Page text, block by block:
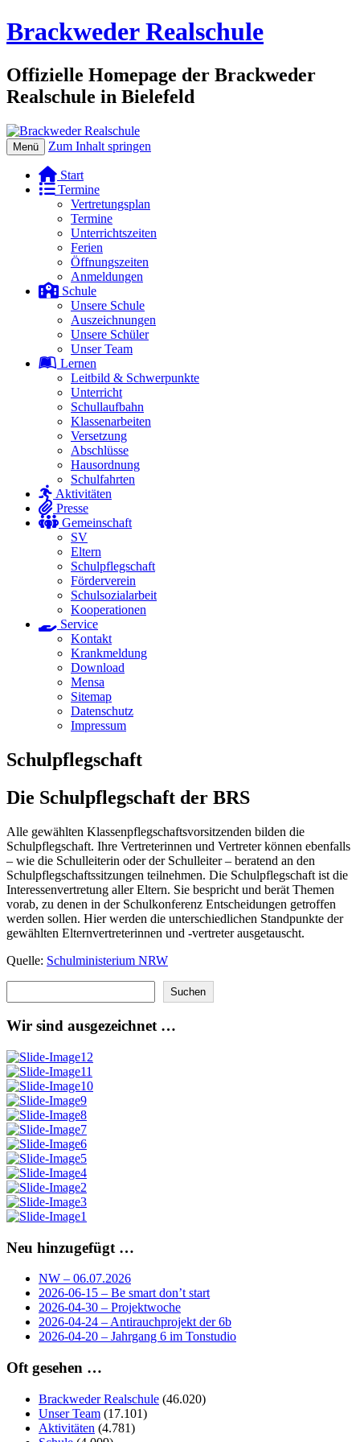
Brackweder Realschule
Offizielle Homepage der Brackweder
Realschule in Bielefeld
Menü Zum Inhalt springen
Start
Termine
Vertretungsplan
Termine
Unterrichtszeiten
Ferien
Öffnungszeiten
Anmeldungen
Schule
Unsere Schule
Auszeichnungen
Unsere Schüler
Unser Team
Lernen
Leitbild & Schwerpunkte
Unterricht
Schullaufbahn
Klassenarbeiten
Versetzung
Abschlüsse
Hausordnung
Schulfahrten
Aktivitäten
Presse
Gemeinschaft
SV
Eltern
Schulpflegschaft
Förderverein
Schulsozialarbeit
Kooperationen
Service
Kontakt
Krankmeldung
Download
Mensa
Sitemap
Datenschutz
Impressum
Schulpflegschaft
Die Schulpflegschaft der BRS
Alle gewählten Klassenpflegschaftsvorsitzenden bilden die
Schulpflegschaft. Ihre Vertreterinnen und Vertreter können ebenfalls
– wie die Schulleiterin oder der Schulleiter – beratend an den
Schulpflegschaftssitzungen teilnehmen. Die Schulpflegschaft ist die
Interessenvertretung aller Eltern. Sie bespricht und berät Themen
vorab, zu denen in der Schulkonferenz Entscheidungen getroffen
werden sollen. Hier werden die unterschiedlichen Standpunkte der
gewählten Elternvertreterinnen und -vertreter ausgetauscht.
Quelle: Schulministerium NRW
Suchen
Wir sind ausgezeichnet …
Neu hinzugefügt …
NW – 06.07.2026
2026-06-15 – Be smart don’t start
2026-04-30 – Projektwoche
2026-04-24 – Antirauchprojekt der 6b
2026-04-20 – Jahrgang 6 im Tonstudio
Oft gesehen …
Brackweder Realschule (46.020)
Unser Team (17.101)
Aktivitäten (4.781)